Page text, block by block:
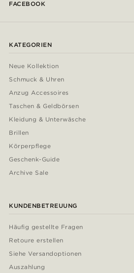
FACEBOOK
KATEGORIEN
Neue Kollektion
Schmuck & Uhren
Anzug Accessoires
Taschen & Geldbörsen
Kleidung & Unterwäsche
Brillen
Körperpflege
Geschenk-Guide
Archive Sale
KUNDENBETREUUNG
Häufig gestellte Fragen
Retoure erstellen
Siehe Versandoptionen
Auszahlung